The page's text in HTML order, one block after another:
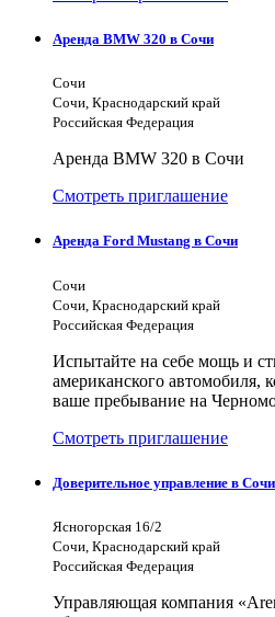
Аренда BMW 320 в Сочи
Сочи
Сочи, Краснодарский край
Российская Федерация
Аренда BMW 320 в Сочи
Смотреть приглашение
Аренда Ford Mustang в Сочи
Сочи
Сочи, Краснодарский край
Российская Федерация
Испытайте на себе мощь и
американского автомобиля,
ваше пребывание на
Смотреть приглашение
Доверительное управление в Сочи
Ясногорская 16/2
Сочи, Краснодарский край
Российская Федерация
Управляющая компания